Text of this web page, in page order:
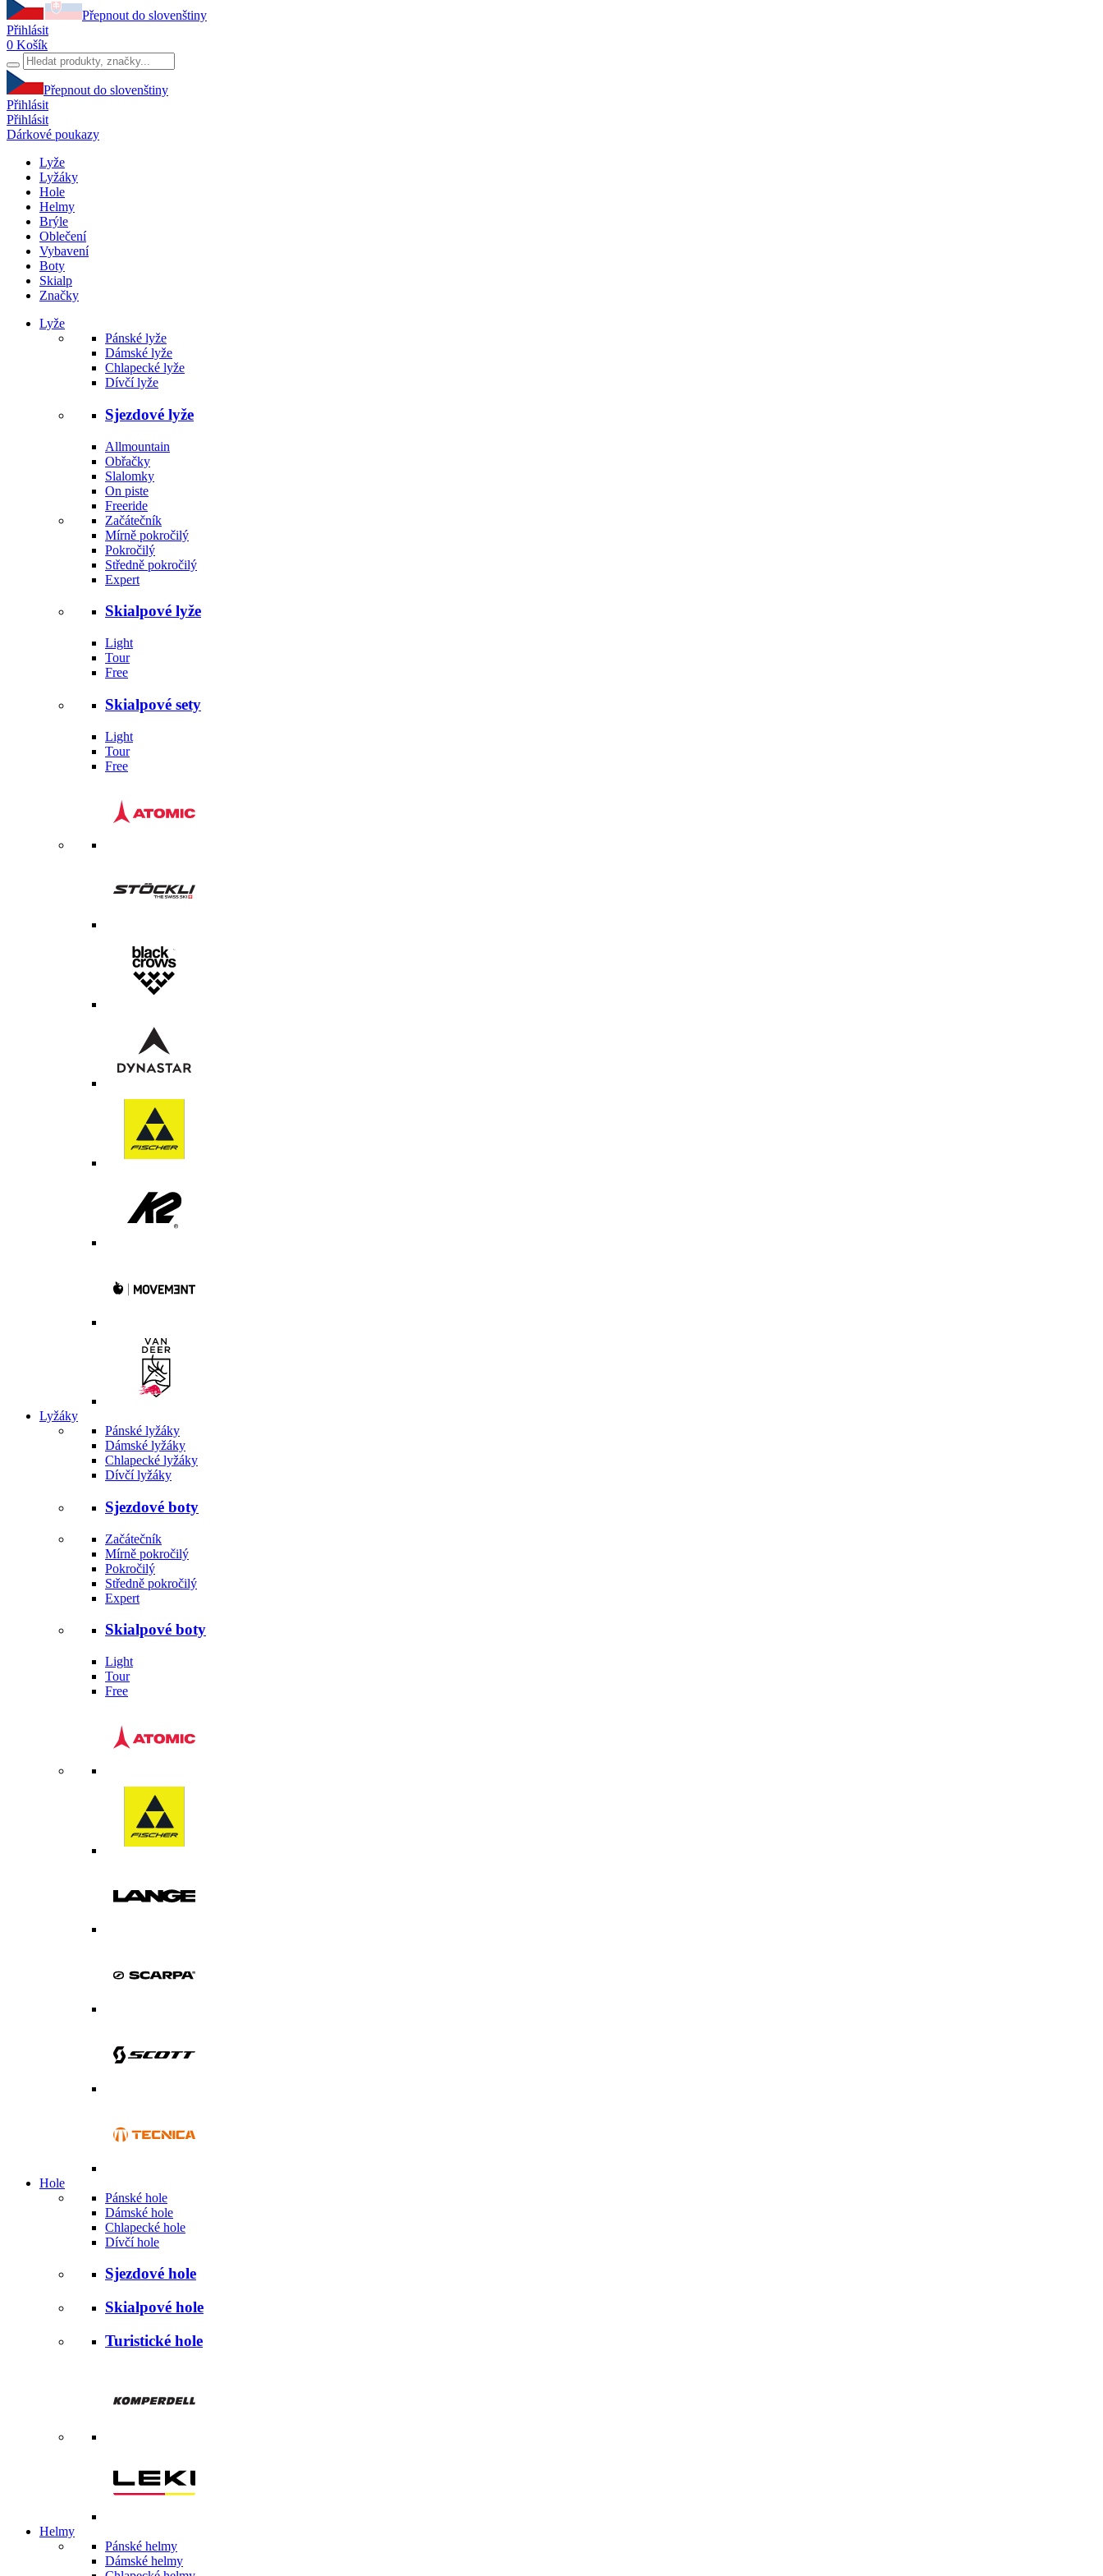
Přepnout do slovenštiny
Přihlásit
0 Košík
Přepnout do slovenštiny
Přihlásit
Přihlásit
Dárkové poukazy
Lyže
Lyžáky
Hole
Helmy
Brýle
Oblečení
Vybavení
Boty
Skialp
Značky
Lyže
Pánské lyže
Dámské lyže
Chlapecké lyže
Dívčí lyže
Sjezdové lyže
Allmountain
Obřačky
Slalomky
On piste
Freeride
Začátečník
Mírně pokročilý
Pokročilý
Středně pokročilý
Expert
Skialpové lyže
Light
Tour
Free
Skialpové sety
Light
Tour
Free
Lyžáky
Pánské lyžáky
Dámské lyžáky
Chlapecké lyžáky
Dívčí lyžáky
Sjezdové boty
Začátečník
Mírně pokročilý
Pokročilý
Středně pokročilý
Expert
Skialpové boty
Light
Tour
Free
Hole
Pánské hole
Dámské hole
Chlapecké hole
Dívčí hole
Sjezdové hole
Skialpové hole
Turistické hole
Helmy
Pánské helmy
Dámské helmy